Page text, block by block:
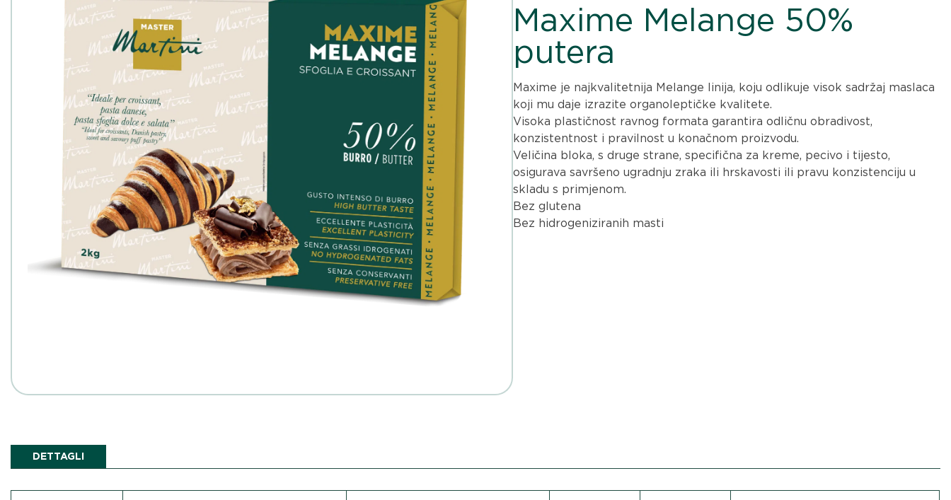
Maxime Melange 50%
putera
Maxime je najkvalitetnija Melange linija, koju odlikuje visok sadržaj maslaca
koji mu daje izrazite organoleptičke kvalitete.
Visoka plastičnost ravnog formata garantira odličnu obradivost,
konzistentnost i pravilnost u konačnom proizvodu.
Veličina bloka, s druge strane, specifična za kreme, pecivo i tijesto,
osigurava savršeno ugradnju zraka ili hrskavosti ili pravu konzistenciju u
skladu s primjenom.
Bez glutena
Bez hidrogeniziranih masti
DETTAGLI